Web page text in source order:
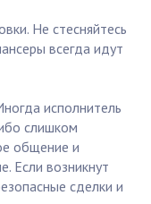
Не стесняйтесь
всегда идут
исполнитель
слишком
общение и
Если возникнут
сделки и